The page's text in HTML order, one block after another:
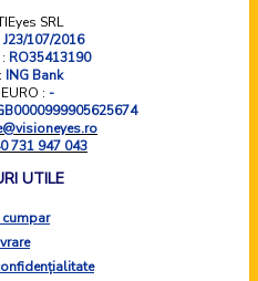
SRL
J23/107/2016
RO35413190
ING Bank
: -
731 947 043
UTILE
cumpar